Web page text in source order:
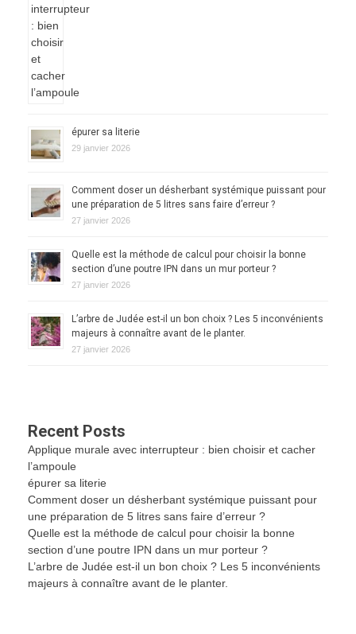
épurer sa literie
29 janvier 2026
Comment doser un désherbant systémique puissant pour
une préparation de 5 litres sans faire d’erreur ?
27 janvier 2026
Quelle est la méthode de calcul pour choisir la bonne
section d’une poutre IPN dans un mur porteur ?
27 janvier 2026
L’arbre de Judée est-il un bon choix ? Les 5 inconvénients
majeurs à connaître avant de le planter.
27 janvier 2026
Recent Posts
Applique murale avec interrupteur : bien choisir et cacher
l’ampoule
épurer sa literie
Comment doser un désherbant systémique puissant pour
une préparation de 5 litres sans faire d’erreur ?
Quelle est la méthode de calcul pour choisir la bonne
section d’une poutre IPN dans un mur porteur ?
L’arbre de Judée est-il un bon choix ? Les 5 inconvénients
majeurs à connaître avant de le planter.